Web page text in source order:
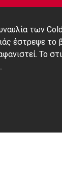
των
έστρεψε το
Το